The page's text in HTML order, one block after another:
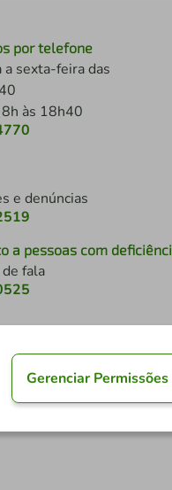
por telefone
a sexta-feira das
8h às 18h40
e denúncias
a pessoas com
fala
Gerenciar